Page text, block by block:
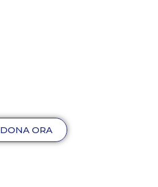
DONA ORA